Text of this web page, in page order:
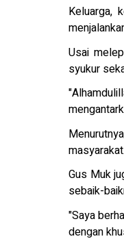
Keluarga,
Usai
syukur
masyarakat.
Gus Muk
sebaik-
"Saya
dengan